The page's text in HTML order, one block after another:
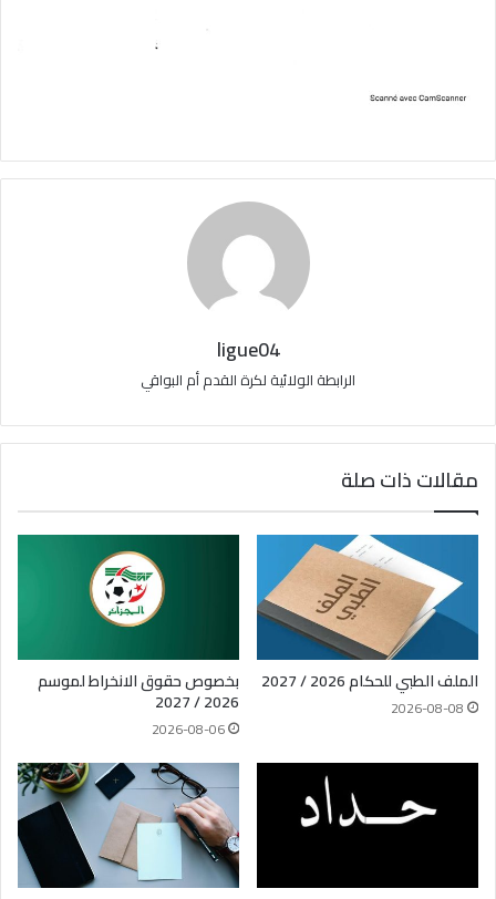
ligue04
الرابطة الولائية لكرة القدم أم البواقي
مقالات ذات صلة
الملف الطبي للحكام 2026 / 2027
2026-08-08
بخصوص حقوق الانخراط لموسم
2026 / 2027
2026-08-06